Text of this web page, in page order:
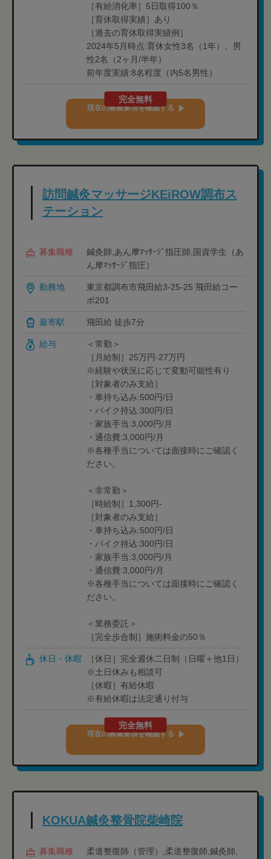
［有給消化率］5日取得100％
［育休取得実績］あり
［過去の育休取得実績例］
2024年5月時点:育休女性3名（1年）、男
性2名（2ヶ月/半年）
前年度実績:8名程度（内5名男性）
完全無料
現在の募集要項を確認する
訪問鍼灸マッサージKEiROW調布ス
テーション
募集職種
鍼灸師,あん摩ﾏｯｻｰｼﾞ指圧師,国資学生（あ
ん摩ﾏｯｻｰｼﾞ指圧）
勤務地
東京都調布市飛田給3-25-25 飛田給コー
ポ201
最寄駅 飛田給 徒歩7分
給与
＜常勤＞
［月給制］25万円-27万円
※経験や状況に応じて変動可能性有り
［対象者のみ支給］
・車持ち込み:500円/日
・バイク持込:300円/日
・家族手当:3,000円/月
・通信費:3,000円/月
※各種手当については面接時にご確認く
ださい。
＜非常勤＞
［時給制］1,300円-
［対象者のみ支給］
・車持ち込み:500円/日
・バイク持込:300円/日
・家族手当:3,000円/月
・通信費:3,000円/月
※各種手当については面接時にご確認く
ださい。
＜業務委託＞
［完全歩合制］施術料金の50％
休日・休暇
［休日］完全週休二日制（日曜＋他1日）
※土日休みも相談可
［休暇］有給休暇
※有給休暇は法定通り付与
完全無料
現在の募集要項を確認する
KOKUA鍼灸整骨院柴崎院
募集職種
柔道整復師（管理）,柔道整復師,鍼灸師,